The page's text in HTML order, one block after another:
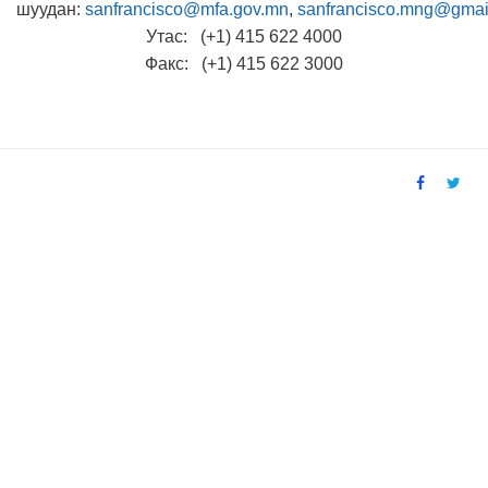
шуудан: sanfrancisco@mfa.gov.mn,
Утас: (+1) 415 622 4000
Факс: (+1) 415 622 3000